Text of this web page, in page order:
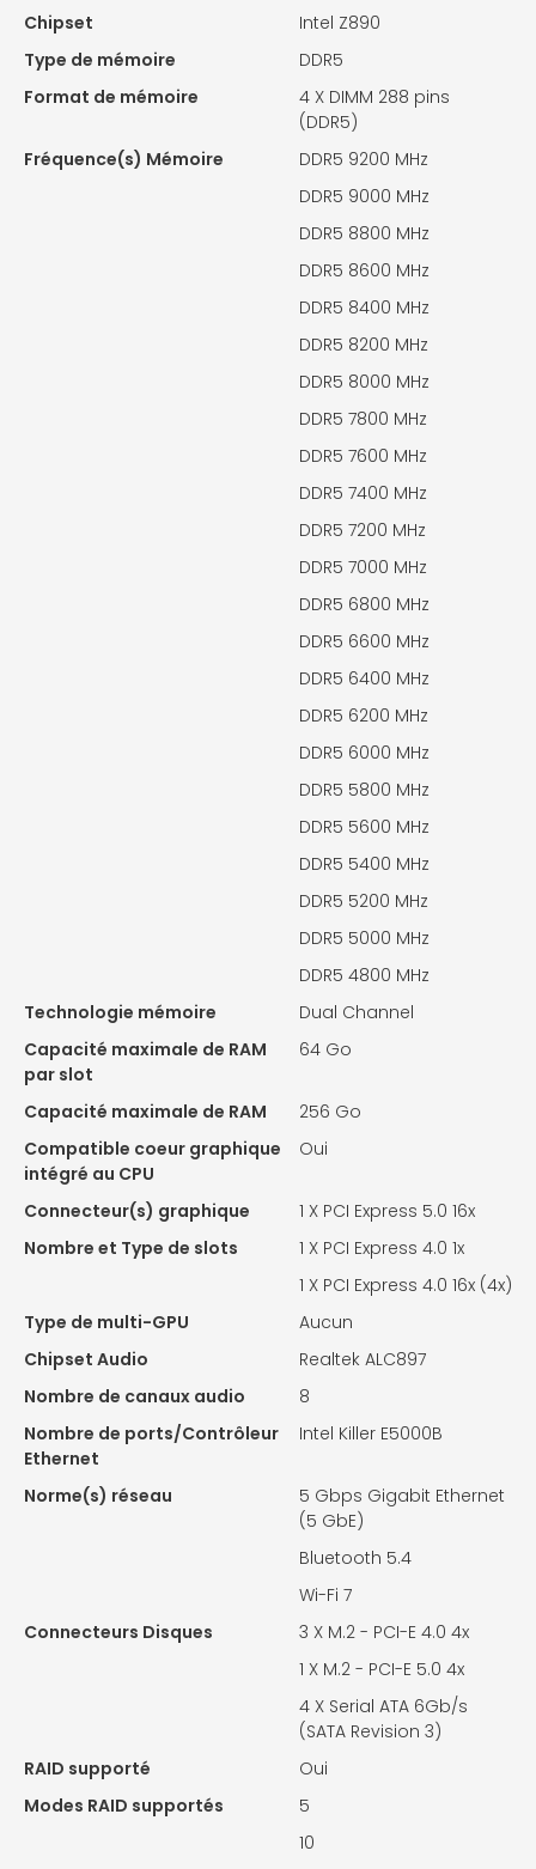
Chipset
Intel Z890
Type de mémoire
DDR5
Format de mémoire
4 X DIMM 288 pins
(DDR5)
Fréquence(s) Mémoire
DDR5 9200 MHz
DDR5 9000 MHz
DDR5 8800 MHz
DDR5 8600 MHz
DDR5 8400 MHz
DDR5 8200 MHz
DDR5 8000 MHz
DDR5 7800 MHz
DDR5 7600 MHz
DDR5 7400 MHz
DDR5 7200 MHz
DDR5 7000 MHz
DDR5 6800 MHz
DDR5 6600 MHz
DDR5 6400 MHz
DDR5 6200 MHz
DDR5 6000 MHz
DDR5 5800 MHz
DDR5 5600 MHz
DDR5 5400 MHz
DDR5 5200 MHz
DDR5 5000 MHz
DDR5 4800 MHz
Technologie mémoire
Dual Channel
Capacité maximale de RAM
par slot
64 Go
Capacité maximale de RAM
256 Go
Compatible coeur graphique
intégré au CPU
Oui
Connecteur(s) graphique 1 X PCI Express 5.0 16x
Nombre et Type de slots
1 X PCI Express 4.0 1x
1 X PCI Express 4.0 16x (4x)
Type de multi-GPU
Aucun
Chipset Audio
Realtek ALC897
Nombre de canaux audio
8
Nombre de ports/Contrôleur
Ethernet
Intel Killer E5000B
Norme(s) réseau
5 Gbps Gigabit Ethernet
(5 GbE)
Bluetooth 5.4
Wi-Fi 7
Connecteurs Disques
3 X M.2 - PCI-E 4.0 4x
1 X M.2 - PCI-E 5.0 4x
4 X Serial ATA 6Gb/s
(SATA Revision 3)
RAID supporté
Oui
Modes RAID supportés
5
10